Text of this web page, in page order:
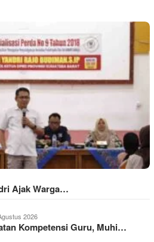
Ajak Warga…
2026
Kompetensi Guru, Muhi…